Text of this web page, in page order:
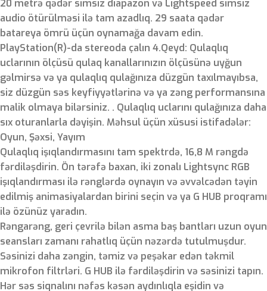
20 metrə qədər simsiz diapazon və Lightspeed simsiz
audio ötürülməsi ilə tam azadlıq. 29 saata qədər
batareya ömrü üçün oynamağa davam edin.
PlayStation(R)-da stereoda çalın 4.Qeyd: Qulaqlıq
uclarının ölçüsü qulaq kanallarınızın ölçüsünə uyğun
gəlmirsə və ya qulaqlıq qulağınıza düzgün taxılmayıbsa,
siz düzgün səs keyfiyyətlərinə və ya zəng performansına
malik olmaya bilərsiniz. . Qulaqlıq uclarını qulağınıza daha
sıx oturanlarla dəyişin. Məhsul üçün xüsusi istifadələr:
Oyun, Şəxsi, Yayım
Qulaqlıq işıqlandırmasını tam spektrdə, 16,8 M rəngdə
fərdiləşdirin. Ön tərəfə baxan, iki zonalı Lightsync RGB
işıqlandırması ilə rənglərdə oynayın və əvvəlcədən təyin
edilmiş animasiyalardan birini seçin və ya G HUB proqramı
ilə özünüz yaradın.
Rəngarəng, geri çevrilə bilən asma baş bantları uzun oyun
seansları zamanı rahatlıq üçün nəzərdə tutulmuşdur.
Səsinizi daha zəngin, təmiz və peşəkar edən təkmil
mikrofon filtrləri. G HUB ilə fərdiləşdirin və səsinizi tapın.
Hər səs siqnalını nəfəs kəsən aydınlıqla eşidin və